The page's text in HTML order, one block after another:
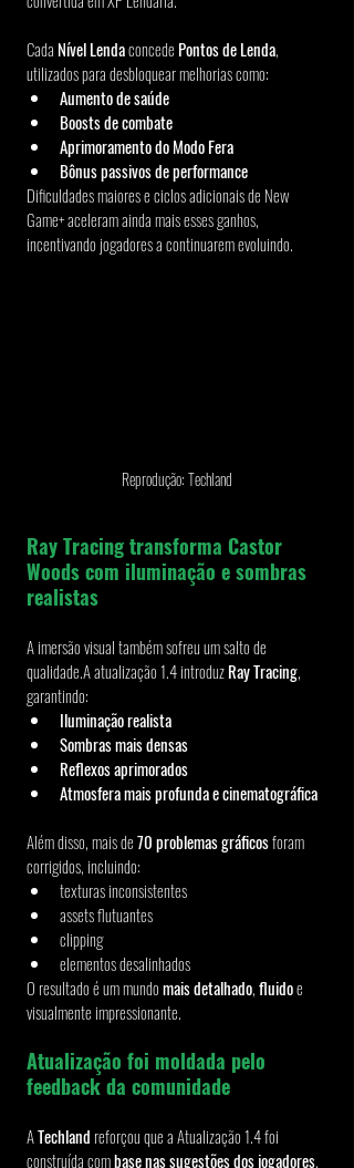
Cada Nível Lenda concede Pontos de Lenda,
utilizados para desbloquear melhorias como:
Aumento de saúde
Boosts de combate
Aprimoramento do Modo Fera
Bônus passivos de performance
Dificuldades maiores e ciclos adicionais de New
Game+ aceleram ainda mais esses ganhos,
incentivando jogadores a continuarem evoluindo.
Reprodução: Techland
Ray Tracing transforma Castor
Woods com iluminação e sombras
realistas
A imersão visual também sofreu um salto de
qualidade.A atualização 1.4 introduz Ray Tracing,
garantindo:
Iluminação realista
Sombras mais densas
Reflexos aprimorados
Atmosfera mais profunda e cinematográfica
Além disso, mais de 70 problemas gráficos foram
corrigidos, incluindo:
texturas inconsistentes
assets flutuantes
clipping
elementos desalinhados
O resultado é um mundo mais detalhado, fluido e
visualmente impressionante.
Atualização foi moldada pelo
feedback da comunidade
A Techland reforçou que a Atualização 1.4 foi
construída com base nas sugestões dos jogadores.